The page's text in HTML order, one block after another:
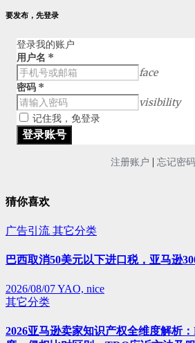
要发布，先登录
登录我的账户
用户名 *
face
密码 *
visibility
记住我，免登录
注册账户 | 忘记密
猜你喜欢
广告引流 其它分类
巴西取消50美元以下进口税，亚马逊
2026/08/07YAO, nice
其它分类
2026亚马逊卖家知识产权全维度解析